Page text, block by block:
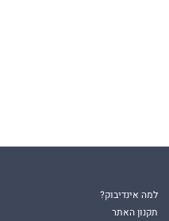
למה אינדיבוק?
תקנון האתר